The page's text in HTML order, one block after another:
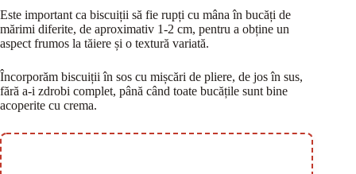
Este important ca biscuiții să fie rupți cu mâna în bucăți de
mărimi diferite, de aproximativ 1-2 cm, pentru a obține un
aspect frumos la tăiere și o textură variată.
Încorporăm biscuiții în sos cu mișcări de pliere, de jos în sus,
fără a-i zdrobi complet, până când toate bucățile sunt bine
acoperite cu crema.